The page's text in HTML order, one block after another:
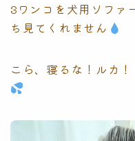
3ワンコを犬用ソファ
ち見てくれません
こら、寝るな！ルカ